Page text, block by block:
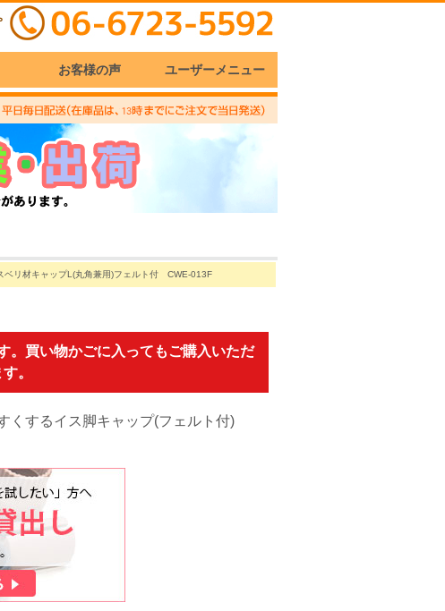
お客様の声 ユーザーメニュー
リ材キャップL(丸角兼用)フェルト付 CWE-013F
。買い物かごに入ってもご購入いただ
。
くするイス脚キャップ(フェルト付)